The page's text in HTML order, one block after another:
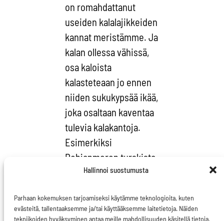
Hallinnoi suostumusta
Parhaan kokemuksen tarjoamiseksi käytämme teknologioita, kuten
evästeitä, tallentaaksemme ja/tai käyttääksemme laitetietoja. Näiden
tekniikoiden hyväksyminen antaa meille mahdollisuuden käsitellä tietoja,
on romahdattanut
useiden kalalajikkeiden
kannat meristämme. Ja
kalan ollessa vähissä,
osa kaloista
kalasteteaan jo ennen
niiden sukukypsää ikää,
joka osaltaan kaventaa
tulevia kalakantoja.
Esimerkiksi
Pohjanmeren turskista
93% tulee kalastetuksi,
lisääntyä.